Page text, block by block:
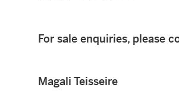
For sale enquiries, please
Magali Teisseire